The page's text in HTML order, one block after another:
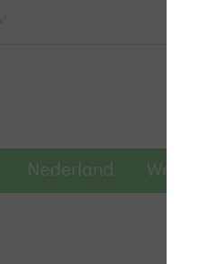
Nederland